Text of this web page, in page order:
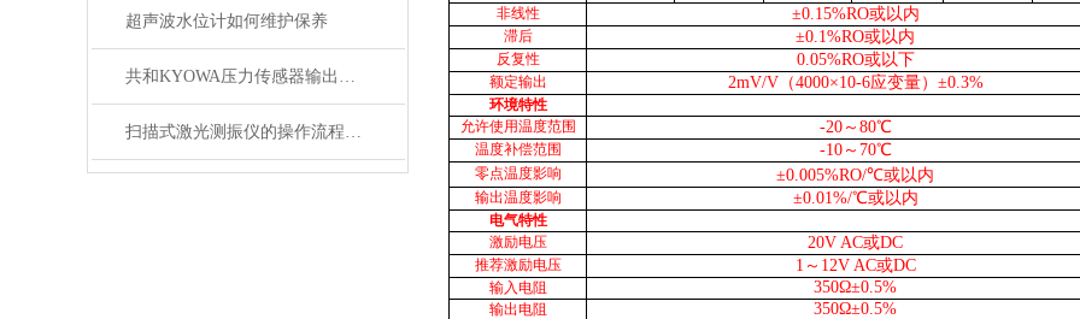
超声波水位计如何维护保养
共和KYOWA压力传感器输出信号不稳定是什么原因
扫描式激光测振仪的操作流程大致如下
非线性 ±0.15%RO或以内
滞后 ±0.1%RO或以内
反复性 0.05%RO或以下
额定输出 2mV/V（4000×10-6应变量）±0.3%
环境特性
允许使用温度范围
-20～ 80℃
温度补偿范围 -10～ 70℃
零点温度影响 ±0.005%RO/℃或以内
输出温度影响 ±0.01%/℃或以内
电气特性
激励电压
20V AC或DC
推荐激励电压 1～ 12V AC或DC
输入电阻 350Ω±0.5%
输出电阻 350Ω±0.5%